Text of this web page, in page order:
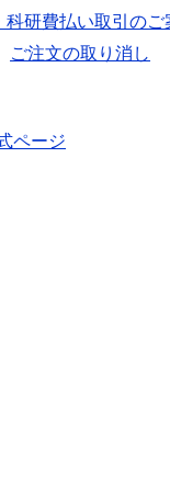
科研費払い取引のご
ご注文の取り消し
ページ